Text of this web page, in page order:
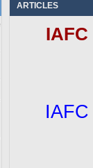
ARTICLES